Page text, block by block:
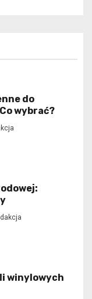
do
wybrać?
winylowych